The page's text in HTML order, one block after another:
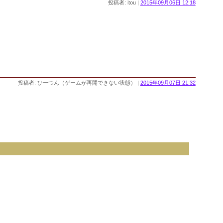
投稿者: itou | 2015年09月06日 12:18
投稿者: ひーつん（ゲームが再開できない状態） | 2015年09月07日 21:32